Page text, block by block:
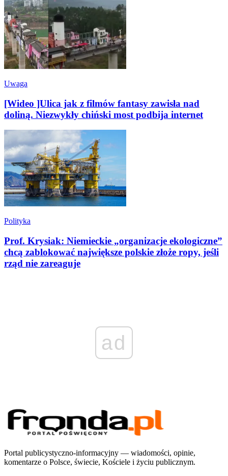
Uwaga
[Wideo ]Ulica jak z filmów fantasy zawisła nad
doliną. Niezwykły chiński most podbija internet
Polityka
Prof. Krysiak: Niemieckie „organizacje ekologiczne”
chcą zablokować największe polskie złoże ropy, jeśli
rząd nie zareaguje
ad
Portal publicystyczno-informacyjny — wiadomości, opinie,
komentarze o Polsce, świecie, Kościele i życiu publicznym.